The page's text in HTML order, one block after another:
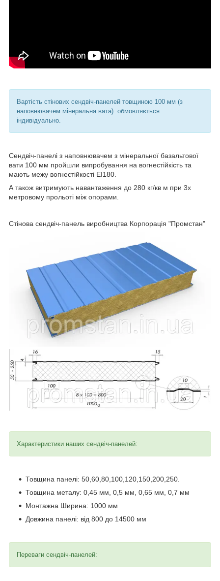
Вартість стінових сендвіч-панелей товщиною 100 мм (з
наповнювачем мінеральна вата) обмовляється
індивідуально.
Сендвіч-панелі з наповнювачем з мінеральної базальтової
вати 100 мм пройшли випробування на вогнестійкість та
мають межу вогнестійкості ЕІ180.
А також витримують навантаження до 280 кг/кв м при 3х
метровому прольоті між опорами.
Стінова сендвіч-панель виробництва Корпорація "Промстан"
Характеристики наших сендвіч-панелей:
Товщина панелі: 50,60,80,100,120,150,200,250.
Товщина металу: 0,45 мм, 0,5 мм, 0,65 мм, 0,7 мм
Монтажна Ширина: 1000 мм
Довжина панелі: від 800 до 14500 мм
Переваги сендвіч-панелей: